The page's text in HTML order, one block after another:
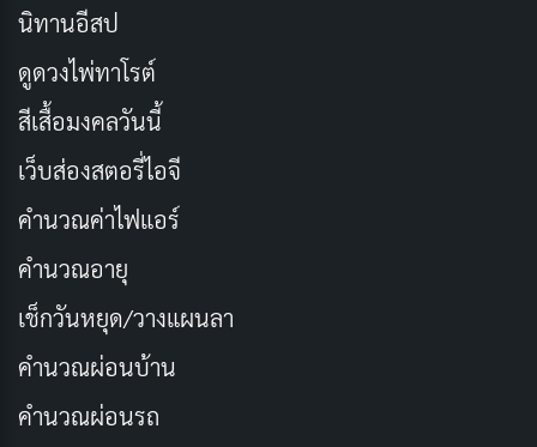
กันอย่างละเอียด
ปัจจุบัน Skinship ถูกนำมาใช้ในหลายประเทศทั่วเอเชีย
รวมถึงไทย ที่รับคำนี้เข้ามาโดยตรงพร้อมกับกระแส
วัฒนธรรมเกาหลีในช่วงต้นยุค 2010s ความน่าสนใจของคำ
นี้คือการที่มันสะท้อนให้เห็นว่าวัฒนธรรมเอเชียตะวันออก
ให้คุณค่ากับการสื่อสารที่ไม่ใช่คำพูดในระดับที่สูงมาก
ประเภทของสกินชิพในชีวิตประจำวัน
Skinship มีหลายระดับและหลายรูปแบบ ขึ้นอยู่กับความ
สัมพันธ์และบริบทของสถานการณ์ การแบ่งประเภทที่
นิทานอีสป
ดูดวงไพ่ทาโรต์
สีเสื้อมงคลวันนี้
เว็บส่องสตอรี่ไอจี
คำนวณค่าไฟแอร์
คำนวณอายุ
เช็กวันหยุด/วางแผนลา
คำนวณผ่อนบ้าน
คำนวณผ่อนรถ